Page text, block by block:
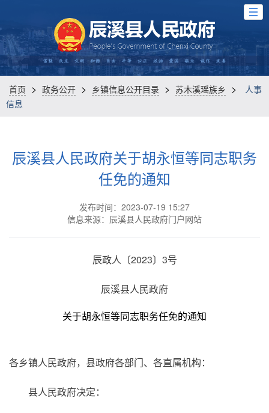
首页 > 政务公开 > 乡镇信息公开目录 > 苏木溪瑶族乡 >
人事
信息
辰溪县人民政府关于胡永恒等同志职务
任免的通知
发布时间：2023-07-19 15:27
信息来源：辰溪县人民政府门户网站
辰政人〔2023〕3号
辰溪县人民政府
关于胡永恒等同志职务任免的通知
各乡镇人民政府，县政府各部门、各直属机构：
县人民政府决定：